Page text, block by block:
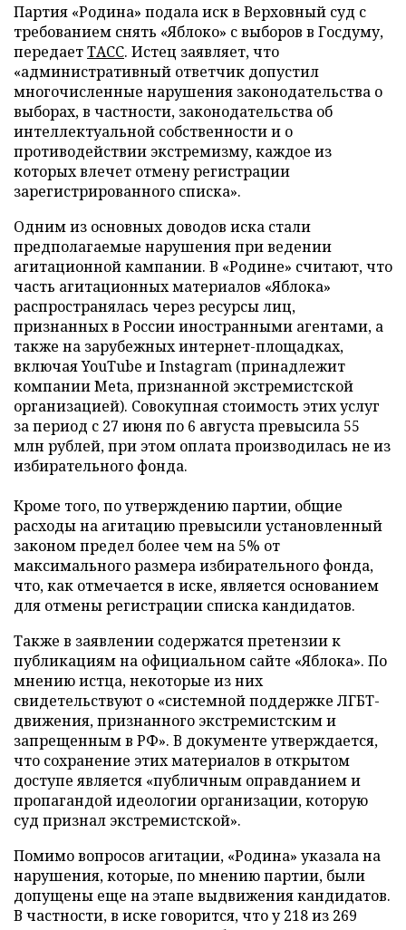
Партия «Родина» подала иск в Верховный суд с
требованием снять «Яблоко» с выборов в Госдуму,
передаетТАСС. Истец заявляет, что
«административный ответчик допустил
многочисленные нарушения законодательства о
выборах, в частности, законодательства об
интеллектуальной собственности и о
противодействии экстремизму, каждое из
которых влечет отмену регистрации
зарегистрированного списка».
Одним из основных доводов иска стали
предполагаемые нарушения при ведении
агитационной кампании. В «Родине» считают, что
часть агитационных материалов «Яблока»
распространялась через ресурсы лиц,
признанных в России иностранными агентами, а
также на зарубежных интернет-площадках,
включая YouTube и Instagram (принадлежит
компании Meta, признанной экстремистской
организацией). Совокупная стоимость этих услуг
за период с 27 июня по 6 августа превысила 55
млн рублей, при этом оплата производилась не из
избирательного фонда.
Кроме того, по утверждению партии, общие
расходы на агитацию превысили установленный
законом предел более чем на 5% от
максимального размера избирательного фонда,
что, как отмечается в иске, является основанием
для отмены регистрации списка кандидатов.
Также в заявлении содержатся претензии к
публикациям на официальном сайте «Яблока». По
мнению истца, некоторые из них
свидетельствуют о «системной поддержке ЛГБТ-
движения, признанного экстремистским и
запрещенным в РФ». В документе утверждается,
что сохранение этих материалов в открытом
доступе является «публичным оправданием и
пропагандой идеологии организации, которую
суд признал экстремистской».
Помимо вопросов агитации, «Родина» указала на
нарушения, которые, по мнению партии, были
допущены еще на этапе выдвижения кандидатов.
В частности, в иске говорится, что у 218 из 269